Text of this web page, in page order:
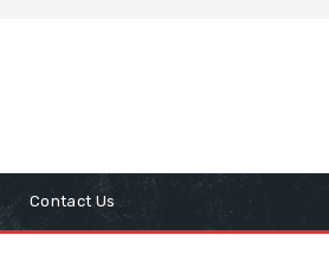
Contact Us